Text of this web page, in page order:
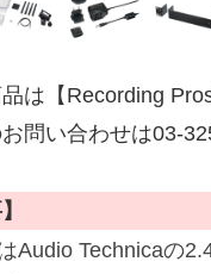
は【Recording
問い合わせは03-
Audio Technicaの